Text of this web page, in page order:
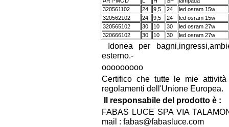
320561102
24 9,5 24
led osram 15w
320562102
24 9,5 24
led osram 15w
320565102
30 10 30
led osram 27w
320666102
30 10 30 led osram 27w
Idonea per
esterno.-
ooooooooo
Certifico che tutte le mie
regolamenti dell'Unione Europea.
Il responsabile del prodotto è :
FABAS LUCE SPA VIA
mail : fabas@fabasluce.com